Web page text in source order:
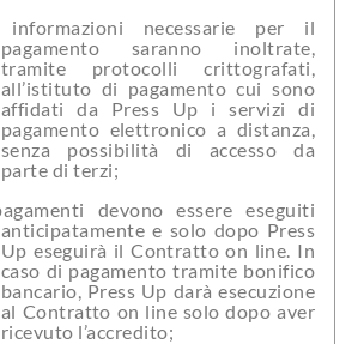
pagamento saranno inoltrate,
tramite protocolli crittografati,
all’istituto di pagamento cui sono
affidati da Press Up i servizi di
pagamento elettronico a distanza,
senza possibilità di accesso da
parte di terzi;
anticipatamente e solo dopo Press
Up eseguirà il Contratto on line. In
caso di pagamento tramite bonifico
bancario, Press Up darà esecuzione
al Contratto on line solo dopo aver
ricevuto l’accredito;